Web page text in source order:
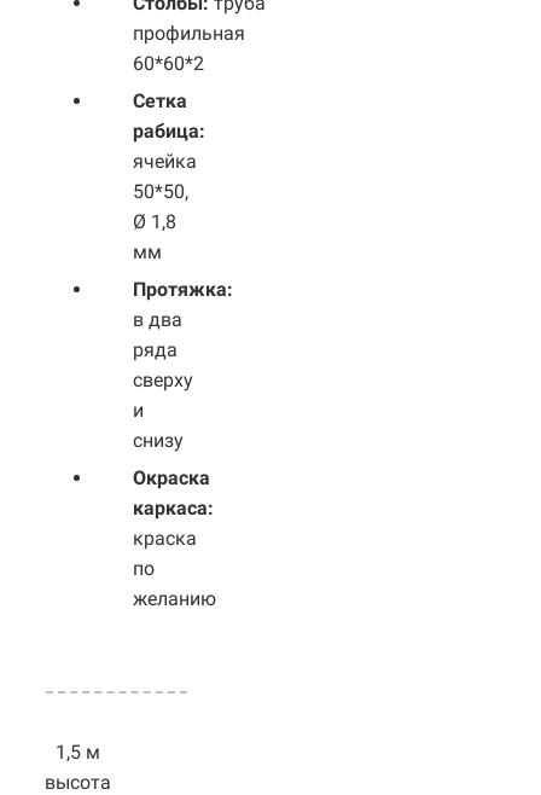
профильная
60*60*2
Сетка
рабица:
ячейка
50*50,
Ø 1,8
мм
Протяжка:
в два
ряда
сверху
и
снизу
Окраска
каркаса:
краска
по
желанию
1,5 м
высота